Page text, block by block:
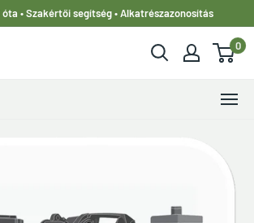
óta • Szakértői segítség • Alkatrészazonosítás
0